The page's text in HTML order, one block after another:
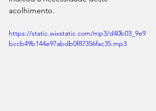
acolhimento.
https://static.wixstatic.com/mp3/d40b03_9e9
bccb49b144e97abdb0f87356fac35.mp3